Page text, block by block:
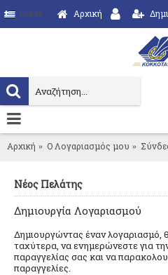
Greek Αρχική
Αρχική O Λογαριασμός μου
Νέος Πελάτης
Δημιουργία Λογαριασμού
Δημιουργώντας έναν λογαριασμό,
ταχύτερα, να ενημερώνεστε για
παραγγελίας σας και να
παραγγελίες.